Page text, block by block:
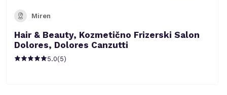
Miren
Hair & Beauty, Kozmetično Frizerski Salon
Dolores, Dolores Canzutti
5.0(5)